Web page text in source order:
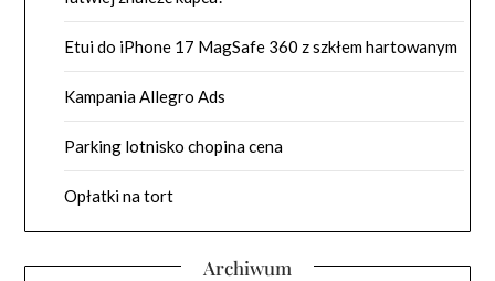
Etui do iPhone 17 MagSafe 360 z szkłem hartowanym
Kampania Allegro Ads
Parking lotnisko chopina cena
Opłatki na tort
Archiwum